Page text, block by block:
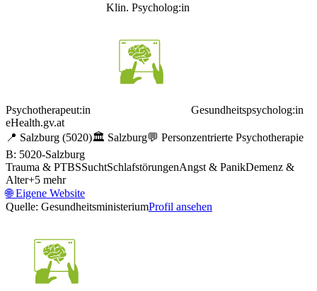
Klin. Psycholog:in
Psychotherapeut:in
Gesundheitspsycholog:in
eHealth.gv.at
📍 Salzburg (5020)🏛️ Salzburg💬 Personzentrierte Psychotherapie
B: 5020-Salzburg
Trauma & PTBSSuchtSchlafstörungenAngst & PanikDemenz &
Alter+5 mehr
🌐Eigene Website
Quelle: GesundheitsministeriumProfil ansehen